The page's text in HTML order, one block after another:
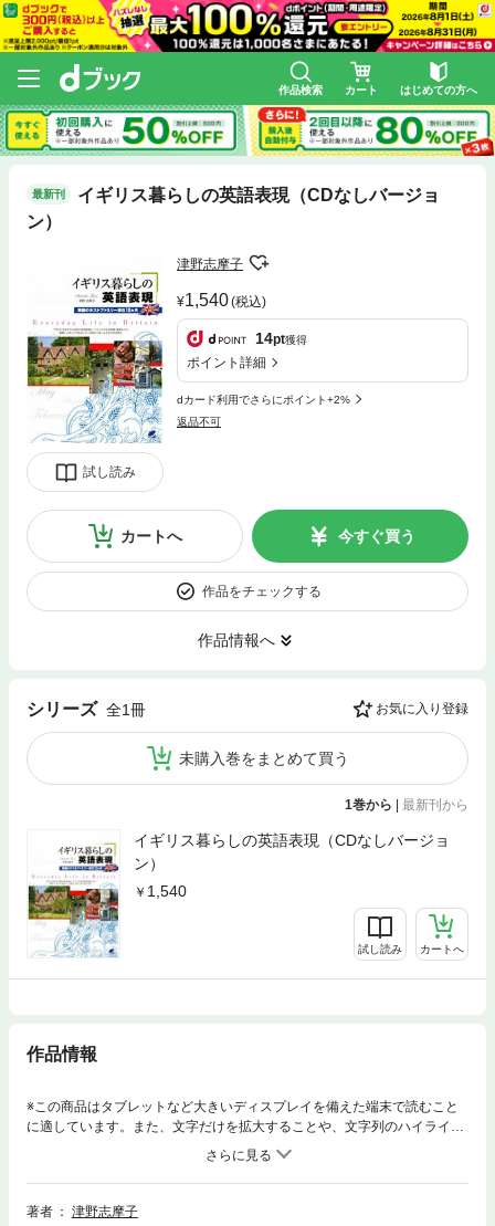
作品検索 カート はじめての方へ
最新刊
イギリス暮らしの英語表現（CDなしバージョ
ン）
試し読み
津野志摩子
1,540(税込)
14pt獲得
ポイント詳細
dカード利用でさらにポイント+2%
返品不可
カートへ 今すぐ買う
作品をチェックする
作品情報へ
シリーズ 全1冊 お気に入り登録
未購入巻をまとめて買う
1巻から | 最新刊から
イギリス暮らしの英語表現（CDなしバージョ
ン）
1,540
試し読み カートへ
作品情報
※この商品はタブレットなど大きいディスプレイを備えた端末で読むこと
に適しています。また、文字だけを拡大することや、文字列のハイライ
ト、検索、辞書の参照、引用などの機能が使用できません。（本製品はC
D付き書籍として発売したものの書籍部分のみを電子化したものです。CD
および音声データは付属しておりませんのでご注意ください。） イギリ
スに日本人学生がホームステイする設定で、1月から12月までの日常の会
著者
津野志摩子